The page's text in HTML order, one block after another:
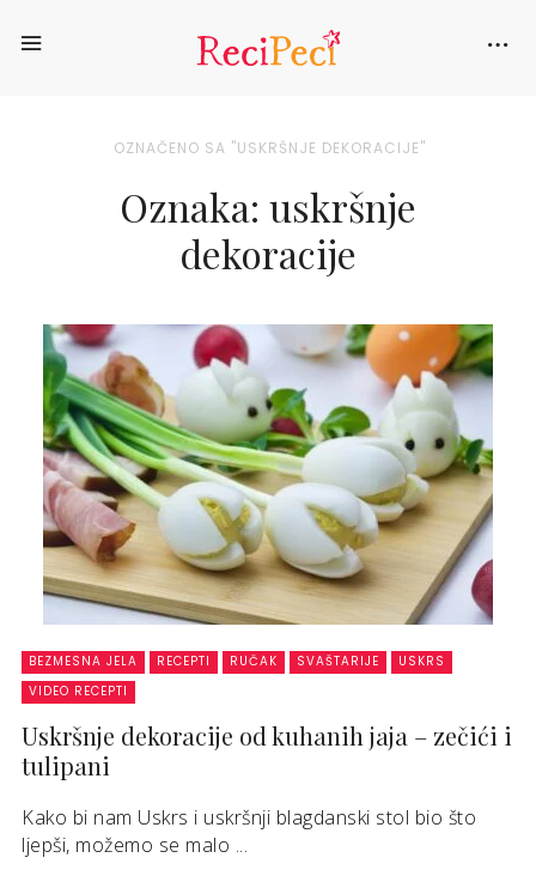
OZNAČENO SA "USKRŠNJE DEKORACIJE"
Oznaka: uskršnje
dekoracije
BEZMESNA JELA RECEPTI RUČAK SVAŠTARIJE
USKRS
VIDEO RECEPTI
Uskršnje dekoracije od kuhanih jaja – zečići i
tulipani
Kako bi nam Uskrs i uskršnji blagdanski stol bio što
ljepši, možemo se malo ...